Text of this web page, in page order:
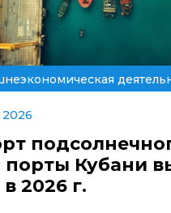
порты Кубани
2026 г.